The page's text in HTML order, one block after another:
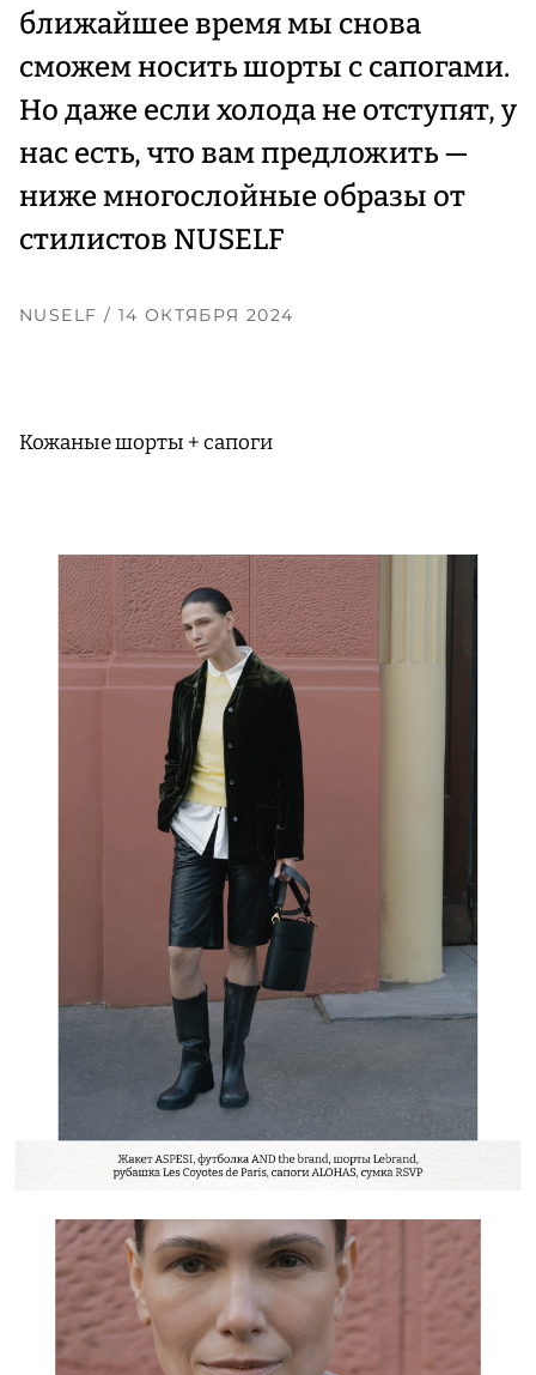
ближайшее время мы снова
сможем носить шорты с сапогами.
Но даже если холода не отступят, у
нас есть, что вам предложить —
ниже многослойные образы от
стилистов NUSELF
NUSELF / 14 ОКТЯБРЯ 2024
Кожаные шорты + сапоги